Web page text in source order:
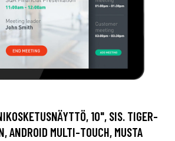
10", SIS. TIGER-
ANDROID MULTI-TOUCH, MUSTA